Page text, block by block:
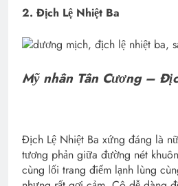
2. Địch Lệ Nhiệt Ba
Mỹ nhân Tân Cương –
Địch Lệ Nhiệt Ba xứng đáng là
tương phản giữa đường nét
cùng lối trang điểm lạnh lùng